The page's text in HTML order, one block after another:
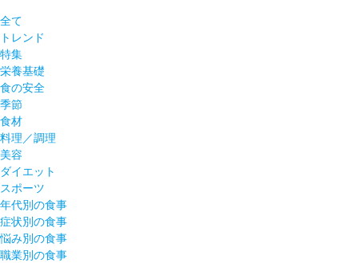
全て
トレンド
特集
栄養基礎
食の安全
季節
食材
料理／調理
美容
ダイエット
スポーツ
年代別の食事
症状別の食事
悩み別の食事
職業別の食事